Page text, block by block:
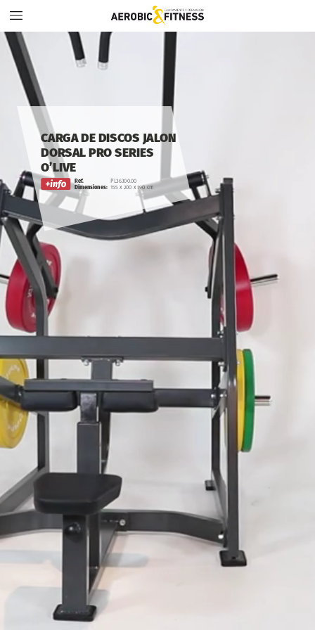
CARGADEDISCOS JALON
DORSAL PRO SERIES
O’LIVE
Ref.
Dimensiones:
PL36300.00
155 x 200 x 190 cm